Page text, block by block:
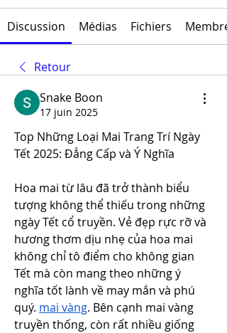
Discussion Médias Fichiers
Retour
Snake Boon
17 juin 2025
Top Những Loại Mai Trang Trí Ngày
Tết 2025: Đẳng Cấp và Ý Nghĩa
Hoa mai từ lâu đã trở thành biểu
tượng không thể thiếu trong những
ngày Tết cổ truyền. Vẻ đẹp rực rỡ và
hương thơm dịu nhẹ của hoa mai
không chỉ tô điểm cho không gian
Tết mà còn mang theo những ý
nghĩa tốt lành về may mắn và phú
quý. mai vàng. Bên cạnh mai vàng
truyền thống, còn rất nhiều giống